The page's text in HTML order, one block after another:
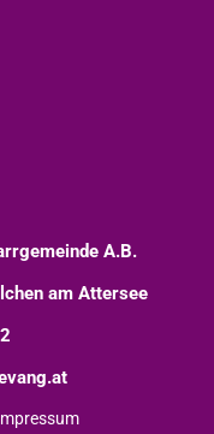
A.B.
am Attersee